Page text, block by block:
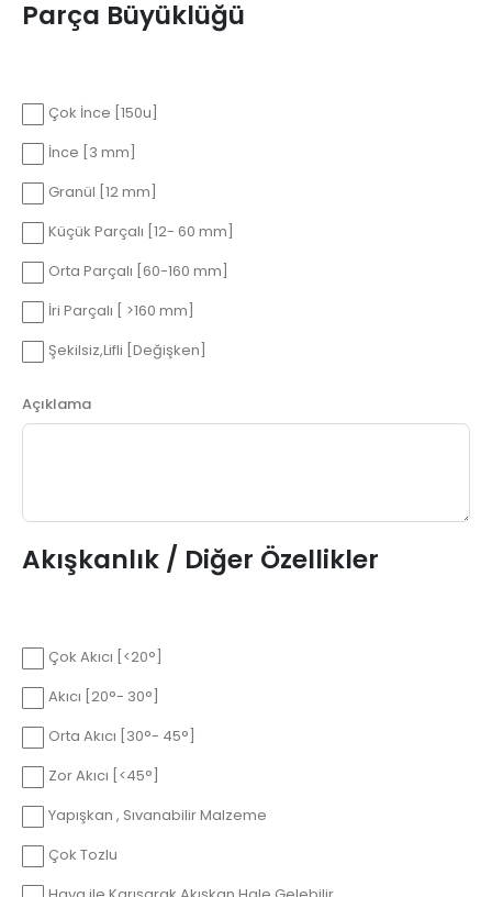
Parça Büyüklüğü
Çok İnce [150u]
İnce [3 mm]
Granül [12 mm]
Küçük Parçalı [12- 60 mm]
Orta Parçalı [60-160 mm]
İri Parçalı [ >160 mm]
Şekilsiz,Lifli [Değişken]
Açıklama
Akışkanlık / Diğer Özellikler
Çok Akıcı [<20°]
Akıcı [20°- 30°]
Orta Akıcı [30°- 45°]
Zor Akıcı [<45°]
Yapışkan , Sıvanabilir Malzeme
Çok Tozlu